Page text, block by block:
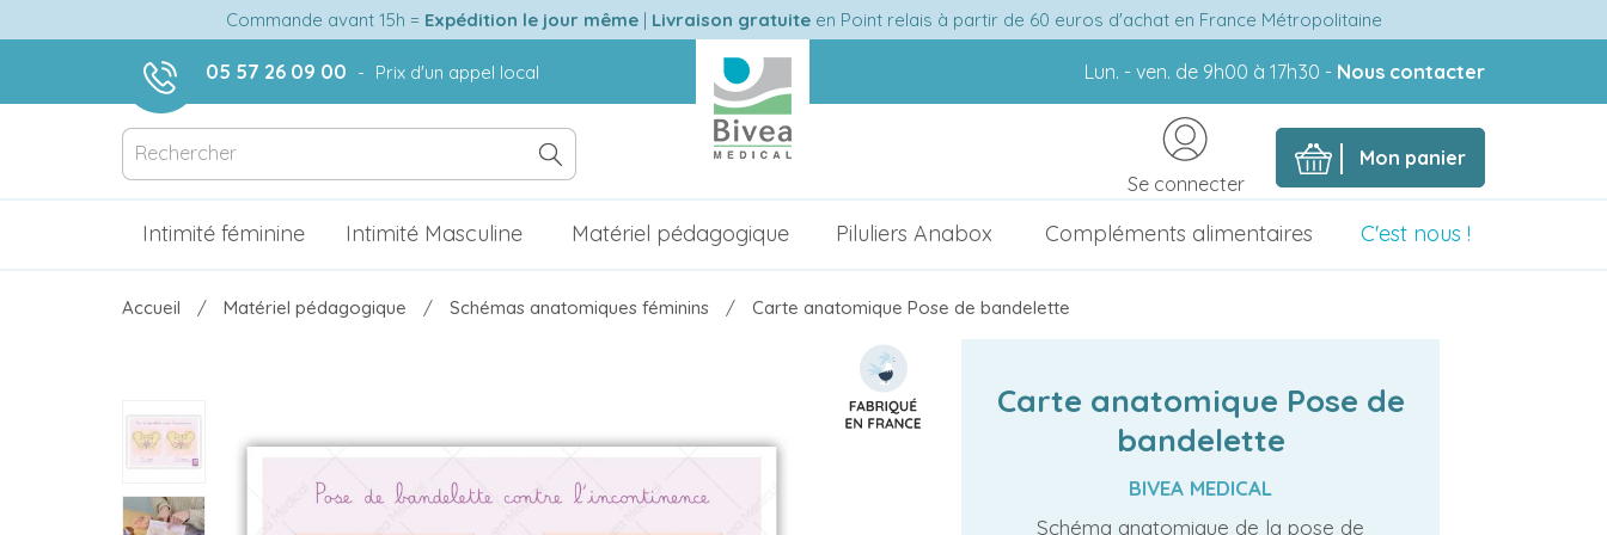
Commande avant 15h = Expédition le jour même| Livraison gratuiteen Point relais à partir de 60 euros d'achat en France Métropolitaine
05 57 26 09 00 - Prix d'un appel local Lun. - ven. de 9h00 à 17h30 - Nous contacter
Mon panier
Se connecter
Intimité féminine Intimité Masculine Matériel pédagogique Piluliers Anabox Compléments alimentaires C'est nous !
Accueil Matériel pédagogique Schémas anatomiques féminins Carte anatomique Pose de bandelette
Carte anatomique Pose de
bandelette
BIVEA MEDICAL
Schéma anatomique de la pose de